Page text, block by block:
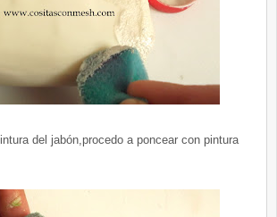
del jabón,procedo a poncear con pintura